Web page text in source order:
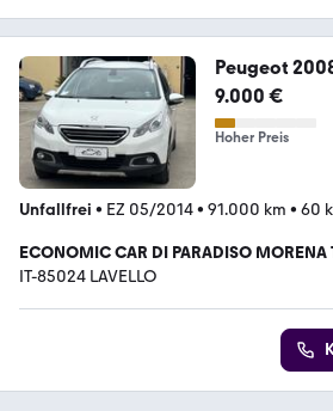
Peugeot
9.000 €
Hoher Preis
Unfallfrei • EZ 05/2014• 91.000 km • 60
ECONOMIC CAR DI PARADISO MORENA
IT-85024 LAVELLO